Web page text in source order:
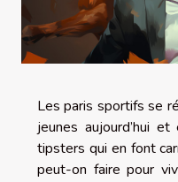
Les paris sportifs se
jeunes aujourd’hui
tipsters qui en font
peut-on faire pour